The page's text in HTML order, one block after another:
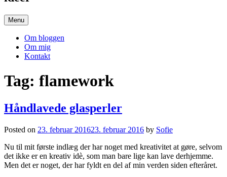
Menu
Om bloggen
Om mig
Kontakt
Tag: flamework
Håndlavede glasperler
Posted on 23. februar 201623. februar 2016 by Sofie
Nu til mit første indlæg der har noget med kreativitet at gøre, selvom
det ikke er en kreativ idè, som man bare lige kan lave derhjemme.
Men det er noget, der har fyldt en del af min verden siden efteråret.